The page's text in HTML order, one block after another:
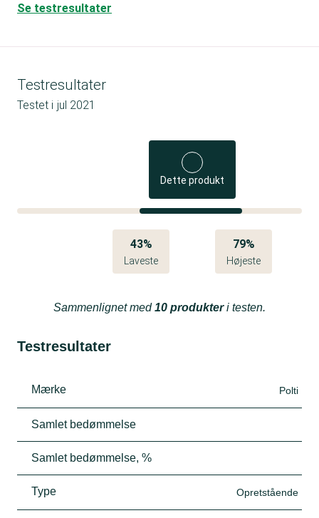
Se testresultater
Testresultater
Testet i jul 2021
Dette produkt
43%
Laveste
79%
Højeste
Sammenlignet med10 produkteri testen.
Testresultater
Mærke Polti
Samlet bedømmelse
Samlet bedømmelse, %
Type Opretstående